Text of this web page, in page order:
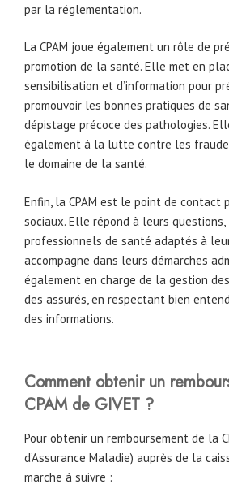
par la réglementation.
La CPAM joue également un rôle de
promotion de la santé. Elle met en
sensibilisation et d’information pour
promouvoir les bonnes pratiques de
dépistage précoce des pathologies.
également à la lutte contre les
le domaine de la santé.
Enfin, la CPAM est le point de contact
sociaux. Elle répond à leurs
professionnels de santé adaptés à
accompagne dans leurs démarches
également en charge de la gestion
des assurés, en respectant bien
des informations.
Comment obtenir un
CPAM de GIVET ?
Pour obtenir un remboursement de la
d’Assurance Maladie) auprès de la
marche à suivre :